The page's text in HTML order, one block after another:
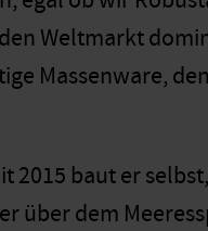
Weltmarkt
Massenware,
2015 baut er
über dem